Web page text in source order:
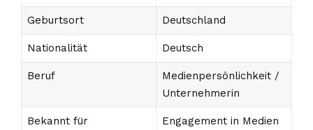
Geburtsort Deutschland
Nationalität Deutsch
Beruf
Medienpersönlichkeit /
Unternehmerin
Bekannt für
Engagement in Medien